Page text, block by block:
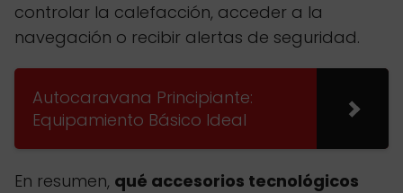
controlar la calefacción, acceder a la
navegación o recibir alertas de seguridad.
Autocaravana Principiante:
Equipamiento Básico Ideal
En resumen, qué accesorios tecnológicos